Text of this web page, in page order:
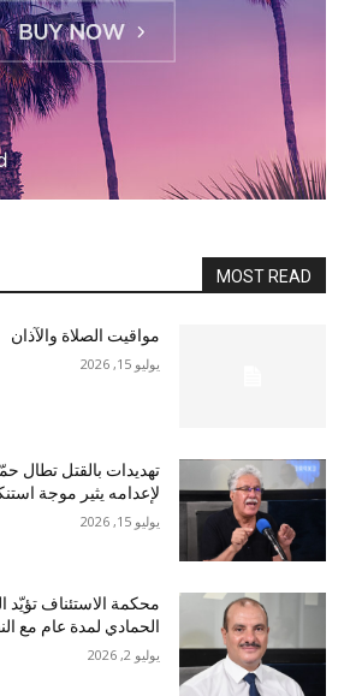
MOST READ
مواقيت الصلاة والآذان
يوليو 15, 2026
تهديدات بالقتل تطال
لإعدامه يثير موجة
يوليو 15, 2026
محكمة الاستئناف
الحمادي لمدة عام مع
يوليو 2, 2026